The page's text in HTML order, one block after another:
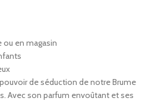
ou en magasin
de séduction de notre Brume
Avec son parfum envoûtant et ses